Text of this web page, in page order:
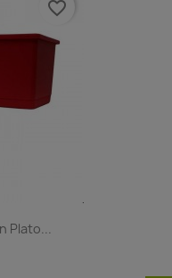
Plato...
favorite_border